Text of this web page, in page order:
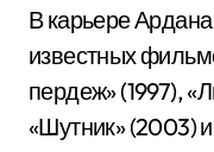
В карьере
известных
пердеж» (1997),
«Шутник» (2003)